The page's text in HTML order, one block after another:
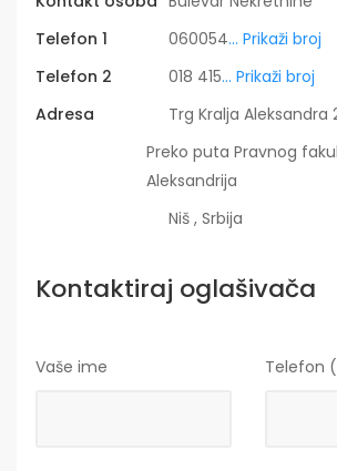
Telefon 1
060054... Prikaži broj
Telefon 2
018 415... Prikaži broj
Adresa
Trg Kralja Aleksandra
Preko puta Pravnog
Aleksandrija
Niš , Srbija
Kontaktiraj oglašivača
Vaše ime Telefon